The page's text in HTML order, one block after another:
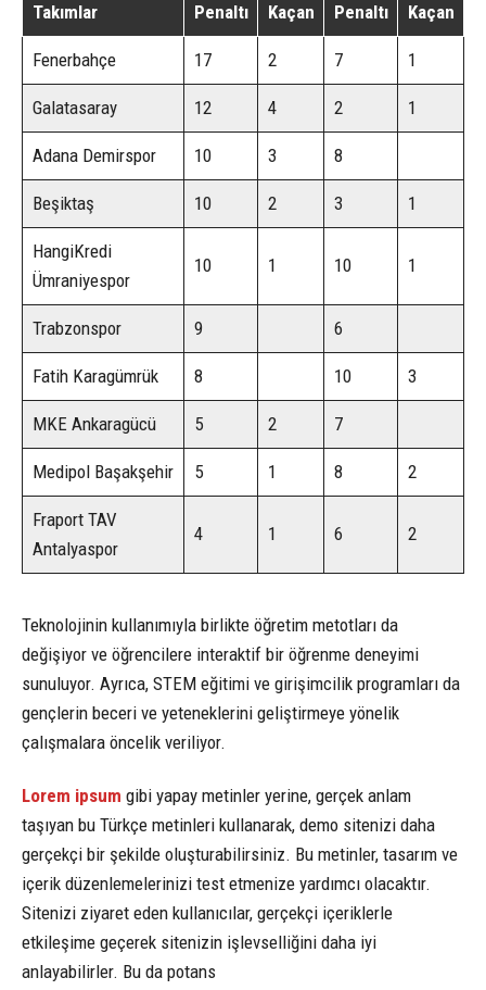
Takımlar Penaltı Kaçan Penaltı Kaçan
Fenerbahçe 17 2 7 1
Galatasaray 12 4 2 1
Adana Demirspor 10 3 8
Beşiktaş 10 2 3 1
HangiKredi
Ümraniyespor
10 1 10 1
Trabzonspor 9 6
Fatih Karagümrük 8 10 3
MKE Ankaragücü 5 2 7
Medipol Başakşehir 5 1 8 2
Fraport TAV
Antalyaspor
4 1 6 2
Teknolojinin kullanımıyla birlikte öğretim metotları da
değişiyor ve öğrencilere interaktif bir öğrenme deneyimi
sunuluyor. Ayrıca, STEM eğitimi ve girişimcilik programları da
gençlerin beceri ve yeteneklerini geliştirmeye yönelik
çalışmalara öncelik veriliyor.
Lorem ipsum gibi yapay metinler yerine, gerçek anlam
taşıyan bu Türkçe metinleri kullanarak, demo sitenizi daha
gerçekçi bir şekilde oluşturabilirsiniz. Bu metinler, tasarım ve
içerik düzenlemelerinizi test etmenize yardımcı olacaktır.
Sitenizi ziyaret eden kullanıcılar, gerçekçi içeriklerle
etkileşime geçerek sitenizin işlevselliğini daha iyi
anlayabilirler. Bu da potans